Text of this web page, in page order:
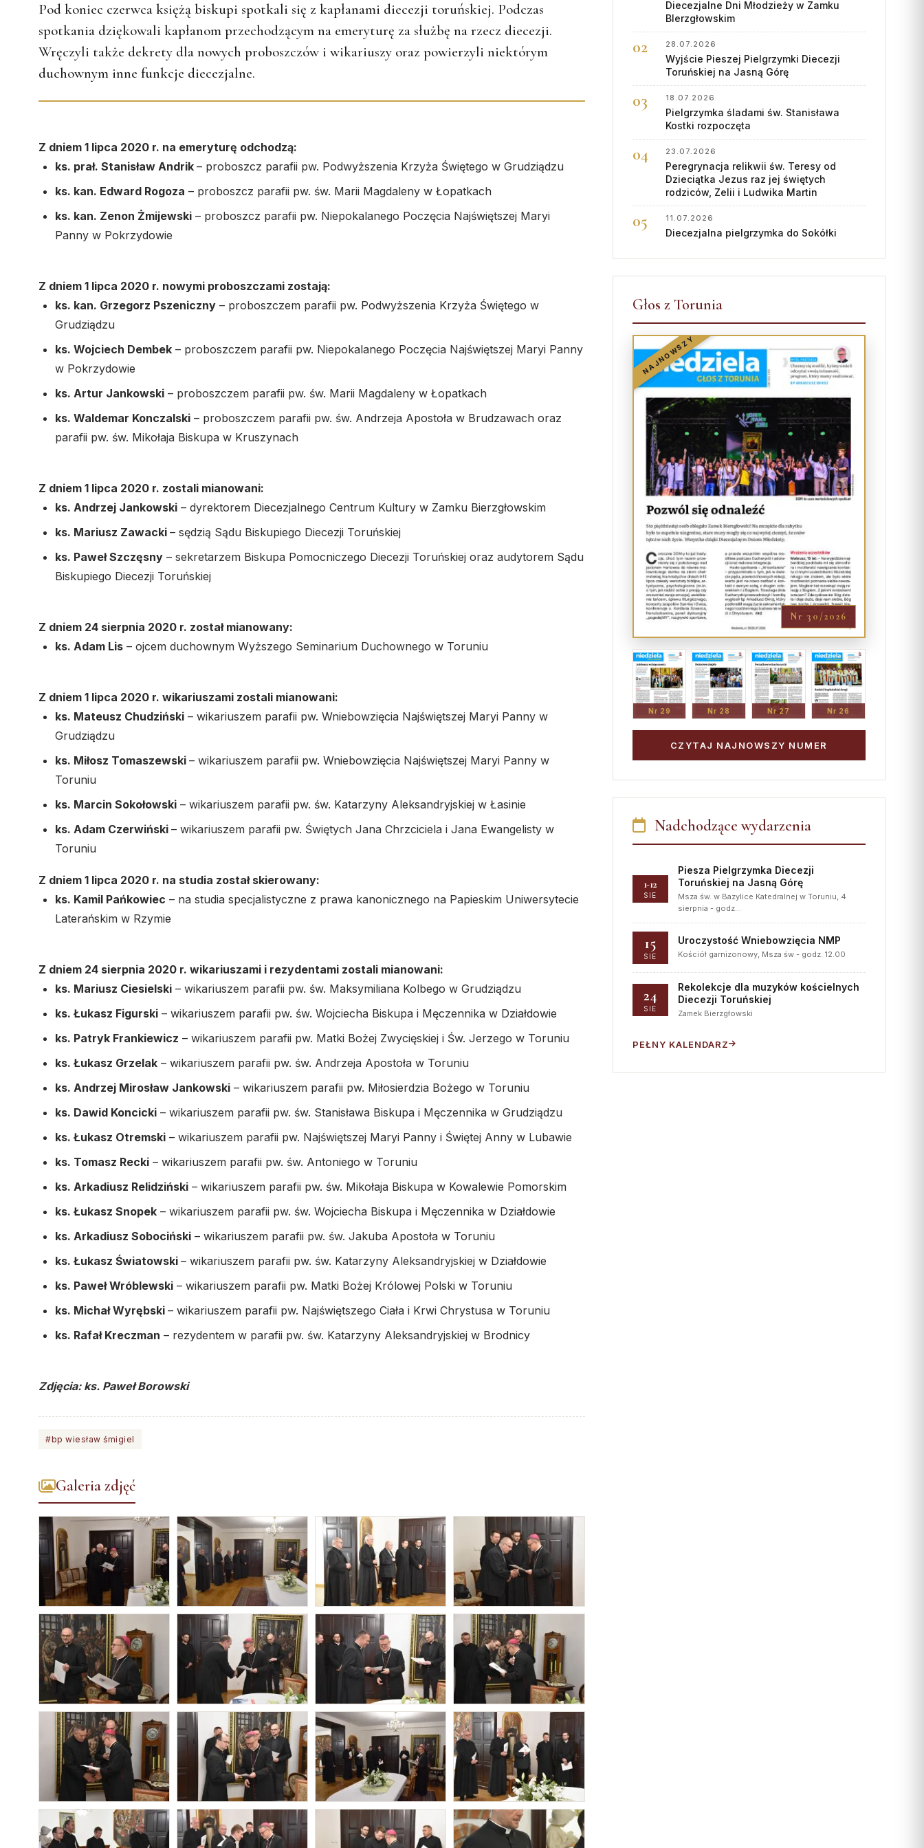
Pod koniec czerwca księżą biskupi spotkali się z kapłanami diecezji toruńskiej. Podczas
spotkania dziękowali kapłanom przechodzącym na emeryturę za służbę na rzecz diecezji.
Wręczyli także dekrety dla nowych proboszczów i wikariuszy oraz powierzyli niektórym
duchownym inne funkcje diecezjalne.
Z dniem 1 lipca 2020 r. na emeryturę odchodzą:
ks. prał. Stanisław Andrik – proboszcz parafii pw. Podwyższenia Krzyża Świętego w Grudziądzu
ks. kan. Edward Rogoza – proboszcz parafii pw. św. Marii Magdaleny w Łopatkach
ks. kan. Zenon Żmijewski – proboszcz parafii pw. Niepokalanego Poczęcia Najświętszej Maryi
Panny w Pokrzydowie
Z dniem 1 lipca 2020 r. nowymi proboszczami zostają:
ks. kan. Grzegorz Pszeniczny – proboszczem parafii pw. Podwyższenia Krzyża Świętego w
Grudziądzu
ks. Wojciech Dembek – proboszczem parafii pw. Niepokalanego Poczęcia Najświętszej Maryi Panny
w Pokrzydowie
ks. Artur Jankowski – proboszczem parafii pw. św. Marii Magdaleny w Łopatkach
ks. Waldemar Konczalski – proboszczem parafii pw. św. Andrzeja Apostoła w Brudzawach oraz
parafii pw. św. Mikołaja Biskupa w Kruszynach
Z dniem 1 lipca 2020 r. zostali mianowani:
ks. Andrzej Jankowski – dyrektorem Diecezjalnego Centrum Kultury w Zamku Bierzgłowskim
ks. Mariusz Zawacki – sędzią Sądu Biskupiego Diecezji Toruńskiej
ks. Paweł Szczęsny – sekretarzem Biskupa Pomocniczego Diecezji Toruńskiej oraz audytorem Sądu
Biskupiego Diecezji Toruńskiej
Z dniem 24 sierpnia 2020 r. został mianowany:
ks. Adam Lis – ojcem duchownym Wyższego Seminarium Duchownego w Toruniu
Z dniem 1 lipca 2020 r. wikariuszami zostali mianowani:
ks. Mateusz Chudziński – wikariuszem parafii pw. Wniebowzięcia Najświętszej Maryi Panny w
Grudziądzu
ks. Miłosz Tomaszewski – wikariuszem parafii pw. Wniebowzięcia Najświętszej Maryi Panny w
Toruniu
ks. Marcin Sokołowski – wikariuszem parafii pw. św. Katarzyny Aleksandryjskiej w Łasinie
ks. Adam Czerwiński – wikariuszem parafii pw. Świętych Jana Chrzciciela i Jana Ewangelisty w
Toruniu
Z dniem 1 lipca 2020 r. na studia został skierowany:
ks. Kamil Pańkowiec – na studia specjalistyczne z prawa kanonicznego na Papieskim Uniwersytecie
Laterańskim w Rzymie
Z dniem 24 sierpnia 2020 r. wikariuszami i rezydentami zostali mianowani:
ks. Mariusz Ciesielski – wikariuszem parafii pw. św. Maksymiliana Kolbego w Grudziądzu
ks. Łukasz Figurski – wikariuszem parafii pw. św. Wojciecha Biskupa i Męczennika w Działdowie
ks. Patryk Frankiewicz – wikariuszem parafii pw. Matki Bożej Zwycięskiej i Św. Jerzego w Toruniu
ks. Łukasz Grzelak – wikariuszem parafii pw. św. Andrzeja Apostoła w Toruniu
ks. Andrzej Mirosław Jankowski – wikariuszem parafii pw. Miłosierdzia Bożego w Toruniu
ks. Dawid Koncicki – wikariuszem parafii pw. św. Stanisława Biskupa i Męczennika w Grudziądzu
ks. Łukasz Otremski – wikariuszem parafii pw. Najświętszej Maryi Panny i Świętej Anny w Lubawie
ks. Tomasz Recki – wikariuszem parafii pw. św. Antoniego w Toruniu
ks. Arkadiusz Relidziński – wikariuszem parafii pw. św. Mikołaja Biskupa w Kowalewie Pomorskim
ks. Łukasz Snopek – wikariuszem parafii pw. św. Wojciecha Biskupa i Męczennika w Działdowie
ks. Arkadiusz Sobociński – wikariuszem parafii pw. św. Jakuba Apostoła w Toruniu
ks. Łukasz Światowski – wikariuszem parafii pw. św. Katarzyny Aleksandryjskiej w Działdowie
ks. Paweł Wróblewski – wikariuszem parafii pw. Matki Bożej Królowej Polski w Toruniu
ks. Michał Wyrębski – wikariuszem parafii pw. Najświętszego Ciała i Krwi Chrystusa w Toruniu
ks. Rafał Kreczman – rezydentem w parafii pw. św. Katarzyny Aleksandryjskiej w Brodnicy
Zdjęcia: ks. Paweł Borowski
#bp wiesław śmigiel
Galeria zdjęć
Diecezjalne Dni Młodzieży w Zamku
BIerzgłowskim
28.07.2026
Wyjście Pieszej Pielgrzymki Diecezji
Toruńskiej na Jasną Górę
18.07.2026
Pielgrzymka śladami św. Stanisława
Kostki rozpoczęta
23.07.2026
Peregrynacja relikwii św. Teresy od
Dzieciątka Jezus raz jej świętych
rodziców, Zelii i Ludwika Martin
11.07.2026
Diecezjalna pielgrzymka do Sokółki
Głos z Torunia
NAJNOWSZY
Nr 30/2026
Nr 29 Nr 28 Nr 27 Nr 26
CZYTAJ NAJNOWSZY NUMER
Nadchodzące wydarzenia
1-12
SIE
Piesza Pielgrzymka Diecezji
Toruńskiej na Jasną Górę
Msza św. w Bazylice Katedralnej w Toruniu, 4
sierpnia - godz…
15
SIE
Uroczystość Wniebowzięcia NMP
Kościół garnizonowy, Msza św - godz. 12.00
24
SIE
Rekolekcje dla muzyków kościelnych
Diecezji Toruńskiej
Zamek Bierzgłowski
PEŁNY KALENDARZ